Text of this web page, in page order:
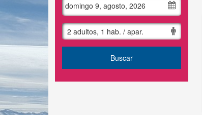
domingo 9, agosto, 2026
2 adultos, 1 hab. / apar.
Buscar